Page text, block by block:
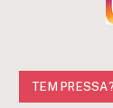
TEM